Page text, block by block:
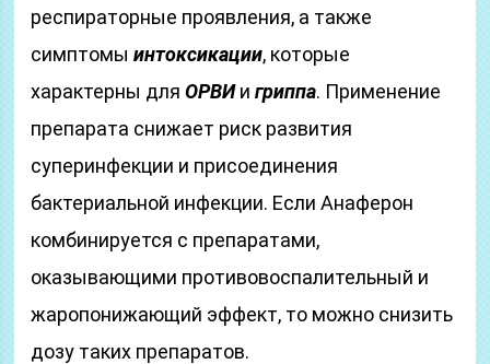
респираторные проявления, а также
симптомыинтоксикации, которые
характерны дляОРВИигриппа. Применение
препарата снижает риск развития
суперинфекции и присоединения
бактериальной инфекции. Если Анаферон
комбинируется с препаратами,
оказывающими противовоспалительный и
жаропонижающий эффект, то можно снизить
дозу таких препаратов.